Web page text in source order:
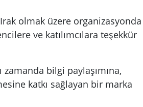
olmak üzere organizasyonda
ve katılımcılara teşekkür
bilgi paylaşımına,
katkı sağlayan bir marka